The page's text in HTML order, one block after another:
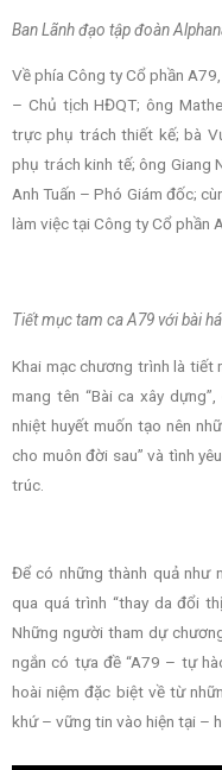
Ban Lãnh đạo tập đoàn
Về phía Công ty Cổ phần
– Chủ tịch HĐQT; ông
trực phụ trách thiết kế; bà
phụ trách kinh tế; ông Giang
Anh Tuấn – Phó Giám đốc;
làm việc tại Công ty Cổ phần
Tiết mục tam ca A79 với bài
Khai mạc chương trình là tiết
mang tên “Bài ca xây
nhiệt huyết muốn tạo nên
cho muôn đời sau” và tình
trúc.
Để có những thành quả như
qua quá trình “thay da đổi
Những người tham dự
ngắn có tựa đề “A79 – tự
hoài niệm đặc biệt về từ
khứ – vững tin vào hiện tại –